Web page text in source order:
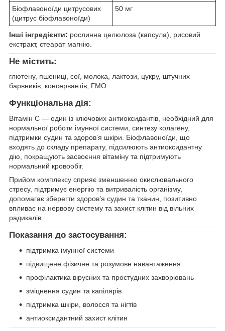
Біофлавоноїди цитрусових
(цитрус біофлавоноїди)
50 мг
Інші інгредієнти: рослинна целюлоза (капсула), рисовий
екстракт, стеарат магнію.
Не містить:
глютену, пшениці, сої, молока, лактози, цукру, штучних
барвників, консервантів, ГМО.
Функціональна дія:
Вітамін C — один із ключових антиоксидантів, необхідний для
нормальної роботи імунної системи, синтезу колагену,
підтримки судин та здоров’я шкіри. Біофлавоноїди, що
входять до складу препарату, підсилюють антиоксидантну
дію, покращують засвоєння вітаміну та підтримують
нормальний кровообіг.
Прийом комплексу сприяє зменшенню окислювального
стресу, підтримує енергію та витривалість організму,
допомагає зберегти здоров’я судин та тканин, позитивно
впливає на нервову систему та захист клітин від вільних
радикалів.
Показання до застосування:
підтримка імунної системи
підвищене фізичне та розумове навантаження
профілактика вірусних та простудних захворювань
зміцнення судин та капілярів
підтримка шкіри, волосся та нігтів
антиоксидантний захист клітин